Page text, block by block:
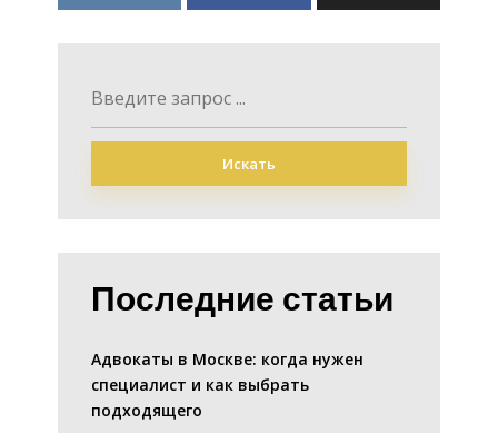
Искать
Последние статьи
Адвокаты в Москве: когда нужен
специалист и как выбрать
подходящего